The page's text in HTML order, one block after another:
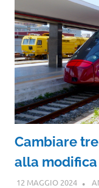
Cambiare
alla
12 MAGGIO 2024